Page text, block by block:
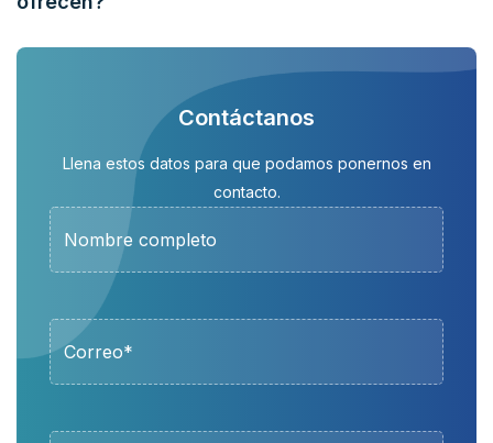
Contáctanos
Llena estos datos para que podamos ponernos en
contacto.